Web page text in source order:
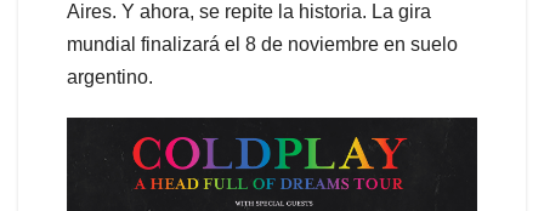
Aires. Y ahora, se repite la historia. La gira
mundial finalizará el 8 de noviembre en suelo
argentino.